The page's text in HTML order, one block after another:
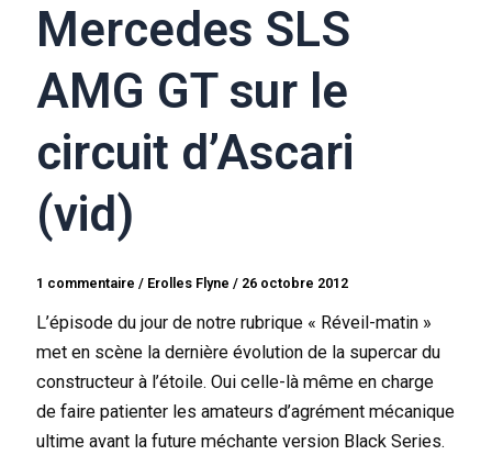
Mercedes SLS
AMG GT sur le
circuit d’Ascari
(vid)
1 commentaire / Erolles Flyne/ 26 octobre 2012
L’épisode du jour de notre rubrique « Réveil-matin »
met en scène la dernière évolution de la supercar du
constructeur à l’étoile. Oui celle-là même en charge
de faire patienter les amateurs d’agrément mécanique
ultime avant la future méchante version Black Series.